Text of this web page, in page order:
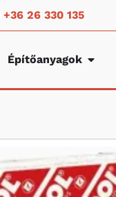
+36 26 330 135
Építőanyagok